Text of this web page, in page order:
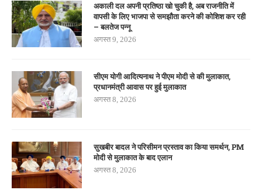
अकाली दल अपनी प्रतिष्ठा खो चुकी है, अब राजनीति में
वापसी के लिए भाजपा से समझौता करने की कोशिश कर रही
– बलतेज पन्नू
अगस्त 9, 2026
सीएम योगी आदित्यनाथ ने पीएम मोदी से की मुलाकात,
प्रधानमंत्री आवास पर हुई मुलाकात
अगस्त 8, 2026
सुखबीर बादल ने परिसीमन प्रस्ताव का किया समर्थन, PM
मोदी से मुलाकात के बाद एलान
अगस्त 8, 2026